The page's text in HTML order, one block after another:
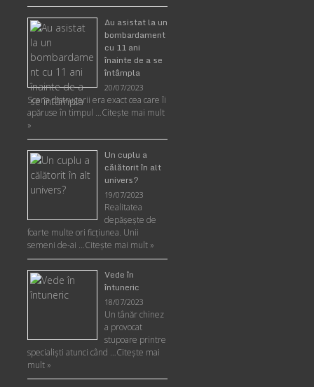
Au asistat la un
bombardament
cu 11 ani
înainte de a se
întâmpla
20/07/2023
Scena distrugerii era exact cea care îi
apăruse în timpul …Citește mai mult
»
Un cuplu a
călătorit în alt
univers?
19/07/2023
Realitatea
depăşeşte de
foarte multe ori ficţiunea. Unii
semeni de-ai …Citește mai mult »
Vede în
întuneric
18/07/2023
Un tânăr chinez
a provocat
stupoare printre
specialişti atunci când …Citește mai
mult »